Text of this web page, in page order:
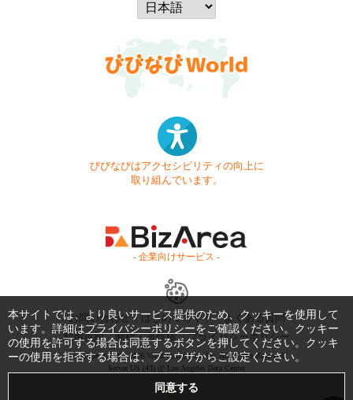
びびなびはアクセシビリティの向上に
取り組んでいます。
- 企業向けサービス -
お問い合わせ はじめてガイド
よくある質問
利用規約
商標・著作権 プライバシーポリシー
Copyright © 1999-2026 Vivid Navigation, Inc. All Rights Reserved.
Server US (43) @ Los Angeles Data Center
本サイトでは、より良いサービス提供のため、クッキーを使用して
います。詳細はプライバシーポリシーをご確認ください。クッキー
の使用を許可する場合は同意するボタンを押してください。クッキ
ーの使用を拒否する場合は、ブラウザからご設定ください。